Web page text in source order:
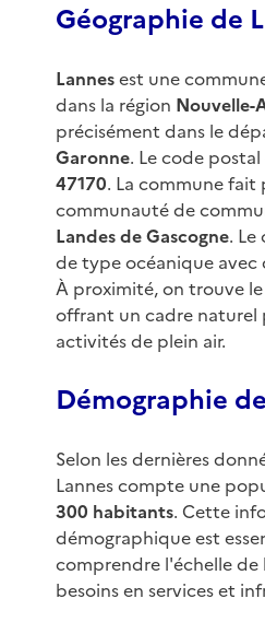
Géographie de
Lannesest une
dans la région Nouvelle-
précisément dans le
Garonne. Le code
47170. La commune fait
communauté de
Landes de Gascogne. Le
de type océanique avec
À proximité, on trouve le
offrant un cadre naturel
activités de plein air.
Démographie
Selon les dernières
Lannes compte une
300 habitants. Cette
démographique est
comprendre l'échelle de
besoins en services et